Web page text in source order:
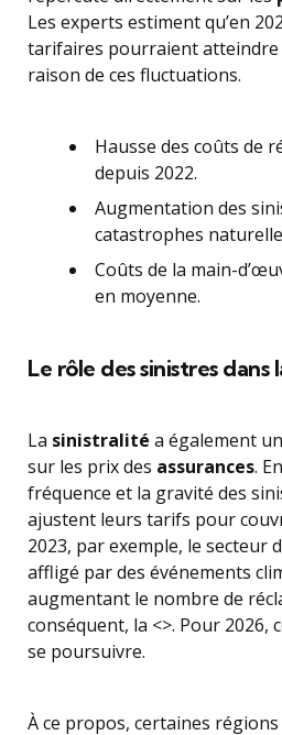
Les experts estiment qu’en
tarifaires pourraient atteindre
raison de ces fluctuations.
Hausse des coûts de
depuis 2022.
Augmentation des
catastrophes
Coûts de la main-
en moyenne.
Le rôle des sinistres
La sinistralité a également
sur les prix des assurances.
fréquence et la gravité des
ajustent leurs tarifs pour
2023, par exemple, le secteur
affligé par des événements
augmentant le nombre de
conséquent, la <>. Pour 2026,
se poursuivre.
À ce propos, certaines